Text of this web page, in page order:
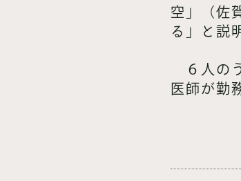
空」（佐
る」と説
６人の
医師が勤